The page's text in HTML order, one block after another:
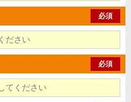
必須
必須